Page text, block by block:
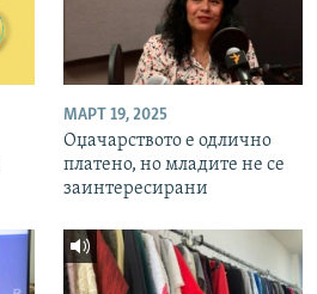
МАРТ 19, 2025
Оџачарството е одлично
платено, но младите не се
заинтересирани